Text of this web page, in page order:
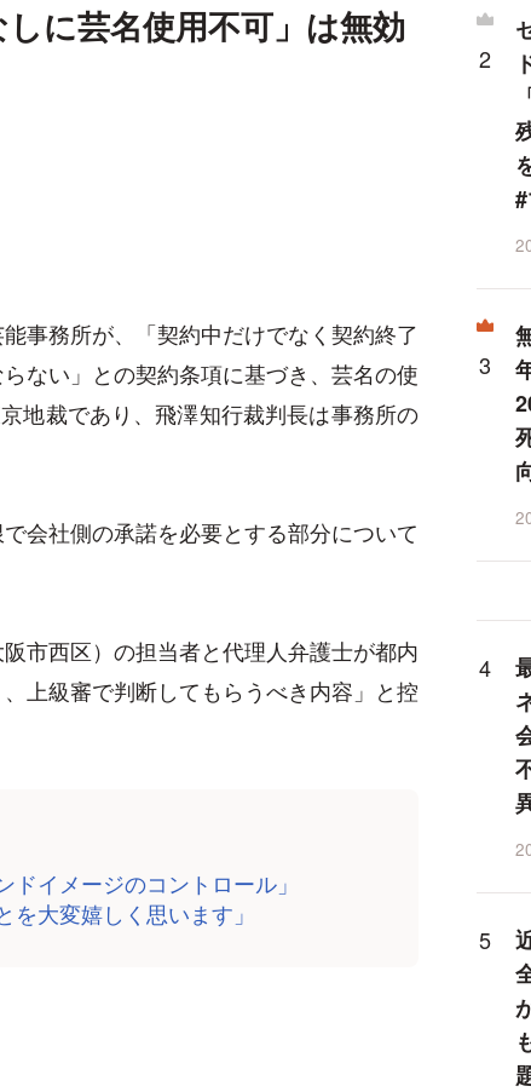
に芸名使用不可」は無効
事務所が、「契約中だけでなく契約終了
ない」との契約条項に基づき、芸名の使
地裁であり、飛澤知行裁判長は事務所の
会社側の承諾を必要とする部分について
市西区）の担当者と代理人弁護士が都内
上級審で判断してもらうべき内容」と控
イメージのコントロール」
大変嬉しく思います」